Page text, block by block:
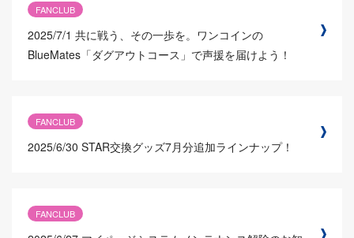
FANCLUB
2025/7/1 共に戦う、その一歩を。ワンコインの
BlueMates「ダグアウトコース」で声援を届けよう！
FANCLUB
2025/6/30 STAR交換グッズ7月分追加ラインナップ！
FANCLUB